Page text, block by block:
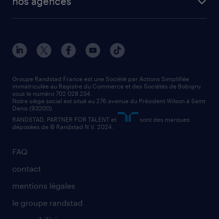
manutentionnaire
assistant administratif
comptable
solutions opérationnelles
contact entreprise
faq intérim / recrutement
nos agences par ville
nos agences par région
nos cabinets de recrutement
FAQ
contact
mentions légales
le groupe randstad
Groupe Randstad France est une Société par Actions Simplifiée
immatriculée au Registre du Commerce et des Sociétés de Bobigny
sous le numéro 702 028 234.
Notre siège social est situé au 276 avenue du Président Wilson à Saint
Denis (93200).
RANDSTAD, PARTNER FOR TALENT et
sont des marques
déposées de © Randstad N.V. 2024.